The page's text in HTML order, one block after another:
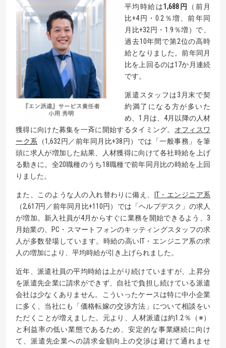
平均時給は1,688 円
（前月
比+4円・0.2％増、前年同
月比+32円・1.9％増）で、
過去10年間で第2位の高時
給となりました。前年同月
比を上回るのは17か月連続
です。
派遣スタッフは3月末で契
約満了になる方が多いた
め、1月は、4月以降の人材
獲得に向けた募集を一斉に開始するタイミング。 オフィスワ
ーク系 （1,632円／前年同月比+38円）では「一般事務」を筆
頭に求人が増加した結果、人材獲得に向けて各社時給を上げ
る動きに。全20職種のうち18職種で前年同月比の時給を上回
りました。
また、このような人の入れ替わりに備え、 IT・エンジニア系
（2,617円／前年同月比+110円）では「ヘルプデスク」の求人
が増加。新入社員が4月からすぐに業務を開始できるよう、3
月始業の、PC・スマートフォンのキッティングスタッフの求
人が多数登場しています。時給の高いIT・エンジニア系の求
人の増加により、平均時給が引き上げられました。
近年、派遣社員の平均時給は上がり続けていますが、上昇分
を派遣先企業に請求ができず、自社で負担し続けている派遣
会社は少なくありません。こういったケースは特に中小企業
に多く、当社にも「価格転嫁の交渉方法」について相談をい
ただくことが増えました。元より、人材派遣は約1.2％（※）
と利益率の低い業態であるため、安定的な事業継続に向け
て、派遣先企業への請求金額向上の交渉は避けて通れませ